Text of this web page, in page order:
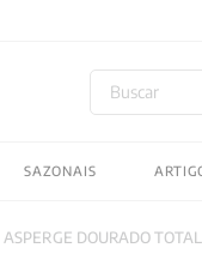
Buscar
SAZONAIS
ASPERGE DOURADO
2027